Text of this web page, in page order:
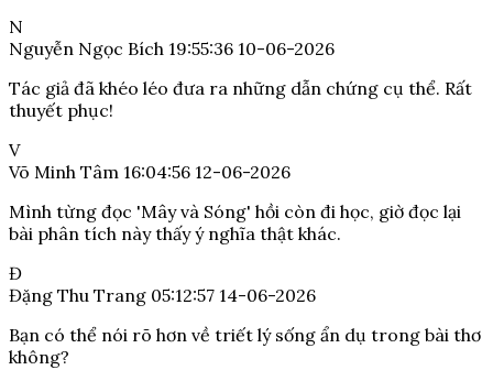
N
Nguyễn Ngọc Bích 19:55:36 10-06-2026
Tác giả đã khéo léo đưa ra những dẫn chứng cụ thể. Rất
thuyết phục!
V
Võ Minh Tâm 16:04:56 12-06-2026
Mình từng đọc 'Mây và Sóng' hồi còn đi học, giờ đọc lại
bài phân tích này thấy ý nghĩa thật khác.
Đ
Đặng Thu Trang 05:12:57 14-06-2026
Bạn có thể nói rõ hơn về triết lý sống ẩn dụ trong bài thơ
không?